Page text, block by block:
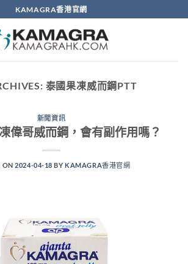
KAMAGRA香港官網
泰國果凍威而鋼PTT
新聞資訊
偉哥威而鋼，會有副作用嗎？
ON2024-04-18 BYKAMAGRA香港官網